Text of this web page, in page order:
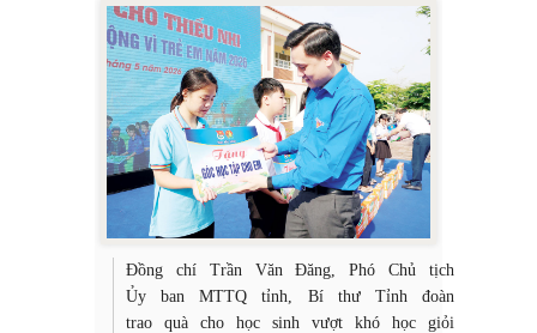
Đồng chí Trần Văn Đăng, Phó Chủ tịch
Ủy ban MTTQ tỉnh, Bí thư Tỉnh đoàn
trao quà cho học sinh vượt khó học giỏi